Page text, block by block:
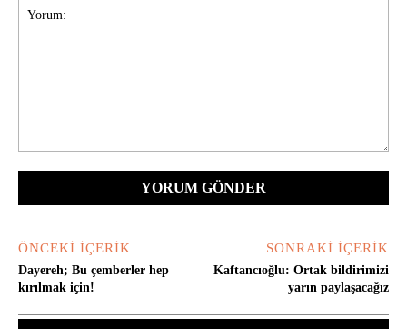
ÖNCEKI İÇERIK
Dayereh; Bu çemberler hep
kırılmak için!
SONRAKI İÇERIK
Kaftancıoğlu: Ortak bildirimizi
yarın paylaşacağız